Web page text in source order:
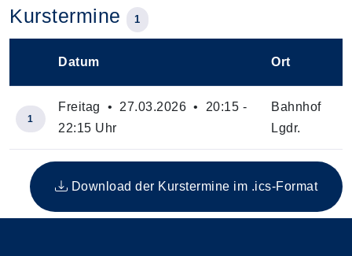
Kurstermine 1
Insgesamt gibt es 1 Termine zum diesen Kurs
Datum Ort
1
Freitag • 27.03.2026 • 20:15 -
22:15 Uhr
Bahnhof
Lgdr.
Download der Kurstermine im .ics-Format